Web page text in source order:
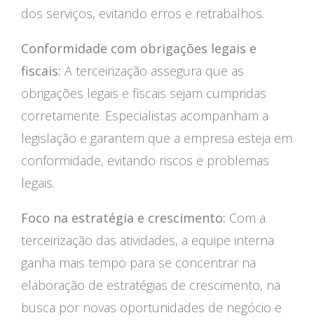
dos serviços, evitando erros e retrabalhos.
Conformidade com obrigações legais e
fiscais: A terceirização assegura que as
obrigações legais e fiscais sejam cumpridas
corretamente. Especialistas acompanham a
legislação e garantem que a empresa esteja em
conformidade, evitando riscos e problemas
legais.
Foco na estratégia e crescimento: Com a
terceirização das atividades, a equipe interna
ganha mais tempo para se concentrar na
elaboração de estratégias de crescimento, na
busca por novas oportunidades de negócio e